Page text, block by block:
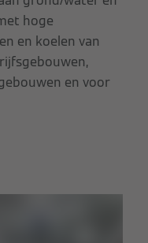
hoge
en koelen van
en voor